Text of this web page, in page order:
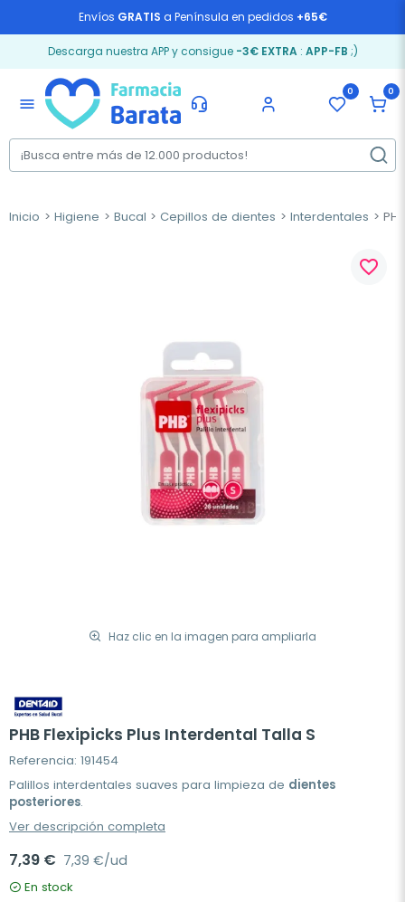
Envíos GRATIS a Península en pedidos +65€
Descarga nuestra APP y consigue -3€ EXTRA: APP-FB ;)
menu
0 0
Inicio Higiene Bucal Cepillos de dientes Interdentales
Haz clic en la imagen para ampliarla
favorite_border
PHB Flexipicks Plus Interdental Talla S
Referencia: 191454
Palillos interdentales suaves para limpieza de dientes
posteriores.
Ver descripción completa
7,39 € 7,39 €/ud
En stock